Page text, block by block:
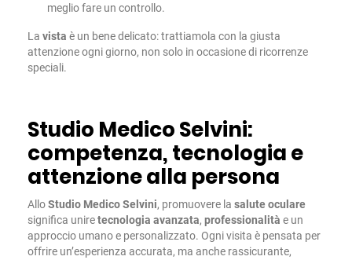
meglio fare un controllo.
La vista è un bene delicato: trattiamola con la giusta
attenzione ogni giorno, non solo in occasione di ricorrenze
speciali.
Studio Medico Selvini:
competenza, tecnologia e
attenzione alla persona
AlloStudio Medico Selvini, promuovere la salute oculare
significa uniretecnologia avanzata, professionalità e un
approccio umano e personalizzato. Ogni visita è pensata per
offrire un’esperienza accurata, ma anche rassicurante,